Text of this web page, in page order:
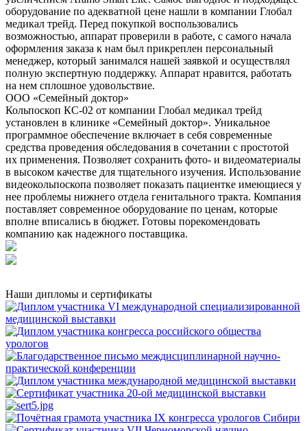
оборудование по адекватной цене нашли в компании Глобал
медикал трейд. Перед покупкой воспользовались
возможностью, аппарат проверили в работе, с самого начала
оформления заказа к нам был прикреплен персональный
менеджер, который занимался нашей заявкой и осуществлял
полную экспертную поддержку. Аппарат нравится, работать
на нем сплошное удовольствие.
ООО «Семейный доктор»
Кольпоскоп КС-02 от компании Глобал медикал трейд
установлен в клинике «Семейный доктор». Уникальное
программное обеспечение включает в себя современные
средства проведения обследования в сочетании с простотой
их применения. Позволяет сохранить фото- и видеоматериалы
в высоком качестве для тщательного изучения. Использование
видеокольпоскопа позволяет показать пациентке имеющиеся у
нее проблемы нижнего отдела генитального тракта. Компания
поставляет современное оборудование по ценам, которые
вполне вписались в бюджет. Готовы порекомендовать
компанию как надежного поставщика.
Наши дипломы и сертификаты